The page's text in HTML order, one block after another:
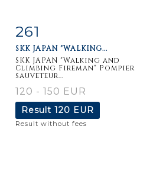
Item detail
261
SKK JAPAN "WALKING...
SKK JAPAN "Walking and
Climbing Fireman" Pompier
sauveteur...
120 - 150 EUR
Result 120 EUR
Result without fees